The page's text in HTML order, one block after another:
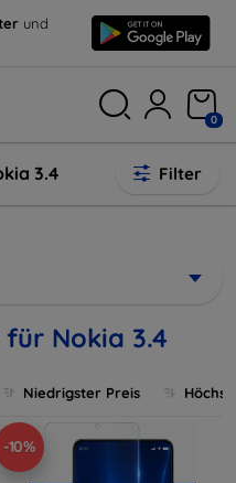
und
0
3.4 Filter
Nokia 3.4
Niedrigster Preis
-10%